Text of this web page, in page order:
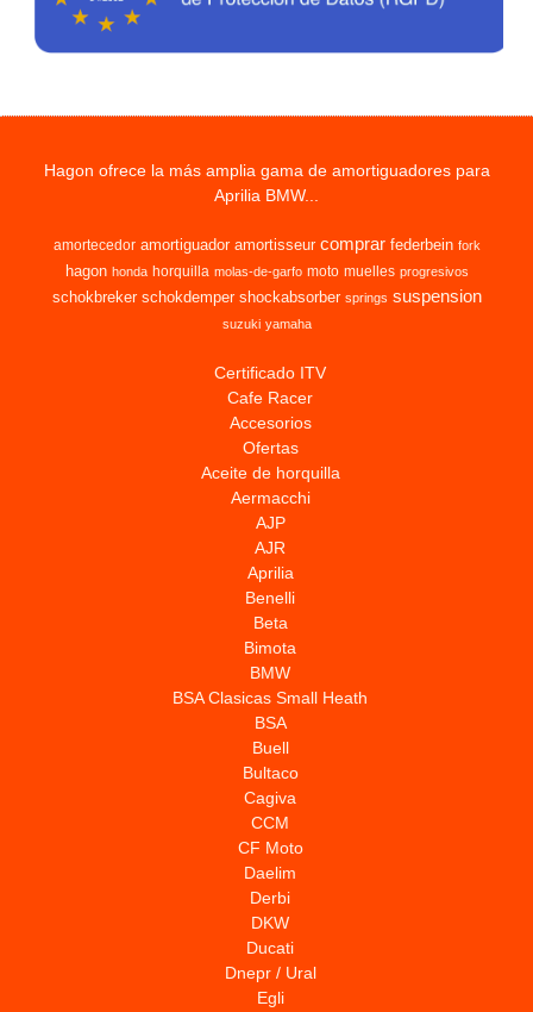
Hagon ofrece la más amplia gama de amortiguadores para
Aprilia BMW...
amortecedor amortiguador amortisseur comprar federbein fork
hagon honda horquilla molas-de-garfo moto muelles progresivos
schokbreker schokdemper shockabsorber springs suspension
suzuki yamaha
Certificado ITV
Cafe Racer
Accesorios
Ofertas
Aceite de horquilla
Aermacchi
AJP
AJR
Aprilia
Benelli
Beta
Bimota
BMW
BSA Clasicas Small Heath
BSA
Buell
Bultaco
Cagiva
CCM
CF Moto
Daelim
Derbi
DKW
Ducati
Dnepr / Ural
Egli